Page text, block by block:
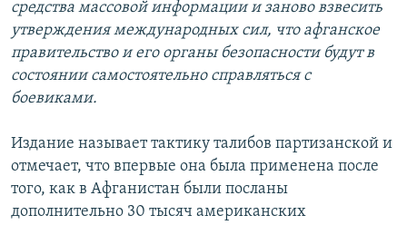
средства массовой информации и заново взвесить
утверждения международных сил, что афганское
правительство и его органы безопасности будут в
состоянии самостоятельно справляться с
боевиками.
Издание называет тактику талибов партизанской и
отмечает, что впервые она была применена после
того, как в Афганистан были посланы
дополнительно 30 тысяч американских